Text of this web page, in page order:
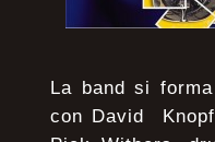
La band si
con David